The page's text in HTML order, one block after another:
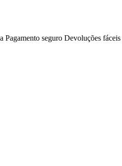
Pagamento seguro Devoluções fáceis